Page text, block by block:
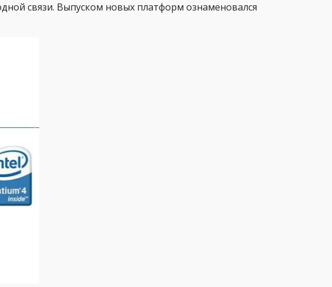
связи. Выпуском новых платформ ознаменовался